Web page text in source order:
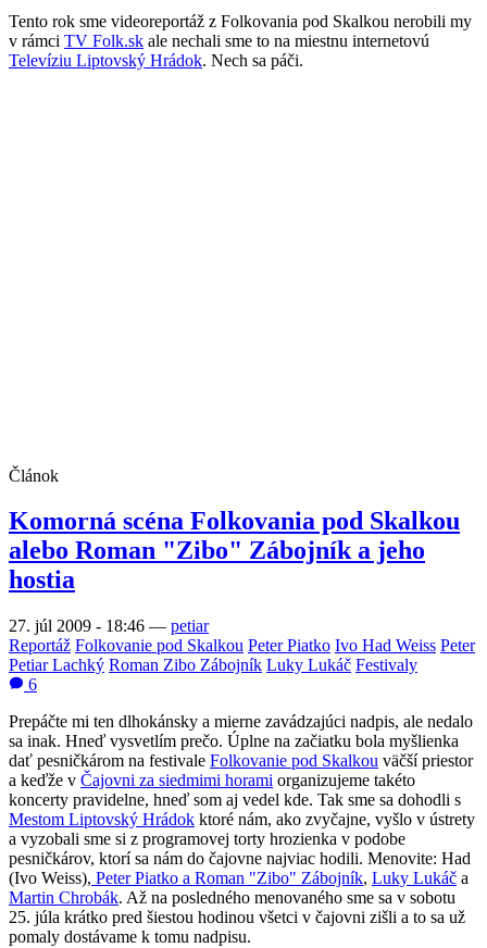
Tento rok sme videoreportáž z Folkovania pod Skalkou nerobili my
v rámci TV Folk.sk ale nechali sme to na miestnu internetovú
Televíziu Liptovský Hrádok. Nech sa páči.
Článok
Komorná scéna Folkovania pod Skalkou
alebo Roman "Zibo" Zábojník a jeho
hostia
27. júl 2009 - 18:46 — petiar
Reportáž Folkovanie pod Skalkou Peter Piatko Ivo Had Weiss Peter
Petiar Lachký Roman Zibo Zábojník Luky Lukáč Festivaly
6
Prepáčte mi ten dlhokánsky a mierne zavádzajúci nadpis, ale nedalo
sa inak. Hneď vysvetlím prečo. Úplne na začiatku bola myšlienka
dať pesničkárom na festivale Folkovanie pod Skalkou väčší priestor
a keďže v Čajovni za siedmimi horami organizujeme takéto
koncerty pravidelne, hneď som aj vedel kde. Tak sme sa dohodli s
Mestom Liptovský Hrádok ktoré nám, ako zvyčajne, vyšlo v ústrety
a vyzobali sme si z programovej torty hrozienka v podobe
pesničkárov, ktorí sa nám do čajovne najviac hodili. Menovite: Had
(Ivo Weiss), Peter Piatko a Roman "Zibo" Zábojník, Luky Lukáč a
Martin Chrobák. Až na posledného menovaného sme sa v sobotu
25. júla krátko pred šiestou hodinou všetci v čajovni zišli a to sa už
pomaly dostávame k tomu nadpisu.